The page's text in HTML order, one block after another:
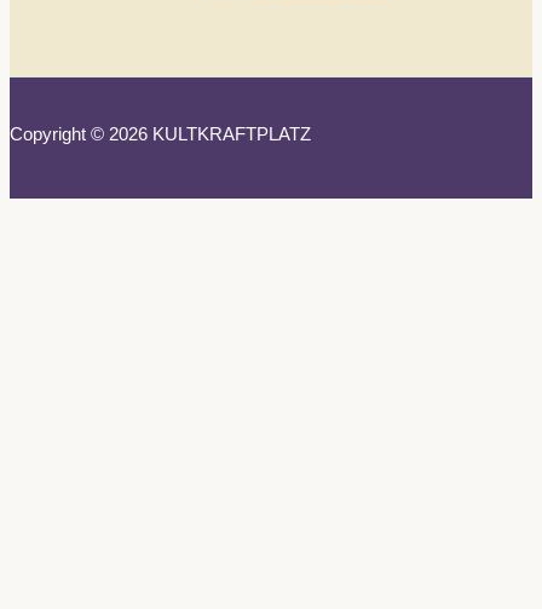
Copyright © 2026 KULTKRAFTPLATZ